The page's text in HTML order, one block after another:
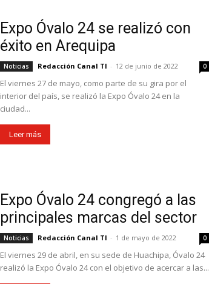
Expo Óvalo 24 se realizó con
éxito en Arequipa
Noticias Redacción Canal TI - 12 de junio de 2022 0
El viernes 27 de mayo, como parte de su gira por el
interior del país, se realizó la Expo Óvalo 24 en la
ciudad...
Leer más
Expo Óvalo 24 congregó a las
principales marcas del sector
Noticias Redacción Canal TI - 1 de mayo de 2022 0
El viernes 29 de abril, en su sede de Huachipa, Óvalo 24
realizó la Expo Óvalo 24 con el objetivo de acercar a las...